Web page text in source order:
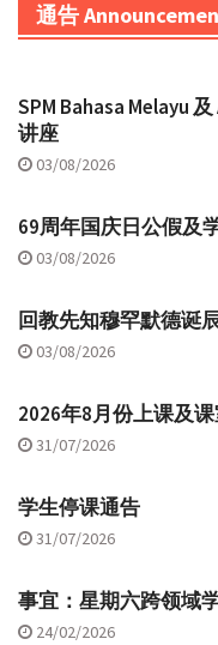
通告
SPM Bahasa Melayu
讲座
03/08/2026
69周年国庆日公假及
03/08/2026
回教先知穆罕默德诞
03/08/2026
2026年8月份上课及
31/07/2026
学生停课通告
31/07/2026
事宜：星期六跨领域
24/02/2026